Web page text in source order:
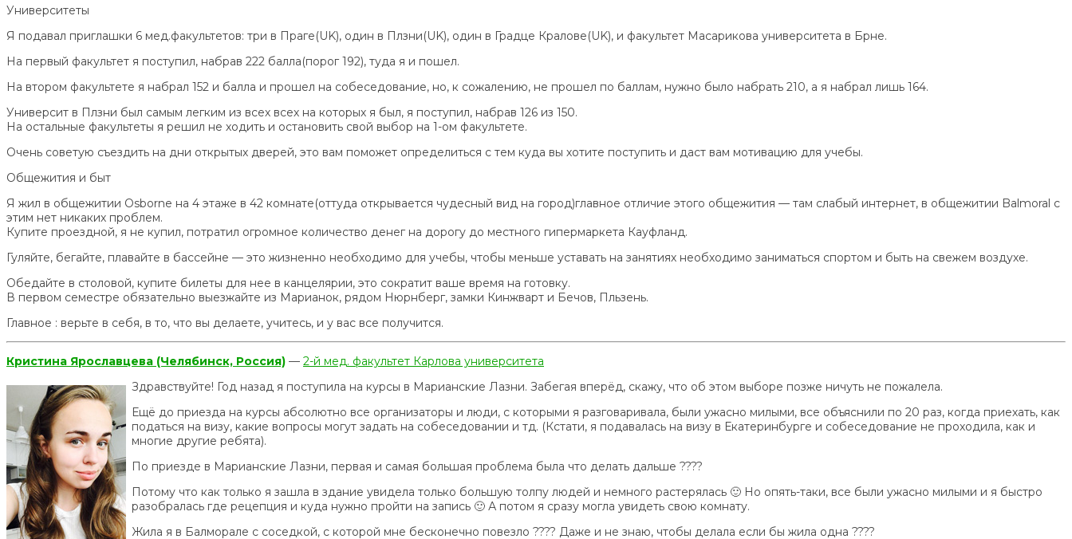
Университеты
Я подавал приглашки 6 мед.факультетов: три в Праге(UK), один в Плзни(UK), один в Градце Кралове(UK), и факультет Масарикова университета в Брне.
На первый факультет я поступил, набрав 222 балла(порог 192), туда я и пошел.
На втором факультете я набрал 152 и балла и прошел на собеседование, но, к сожалению, не прошел по баллам, нужно было набрать 210, а я набрал лишь 164.
Университ в Плзни был самым легким из всех всех на которых я был, я поступил, набрав 126 из 150.
На остальные факультеты я решил не ходить и остановить свой выбор на 1-ом факультете.
Очень советую съездить на дни открытых дверей, это вам поможет определиться с тем куда вы хотите поступить и даст вам мотивацию для учебы.
Общежития и быт
Я жил в общежитии Osborne на 4 этаже в 42 комнате(оттуда открывается чудесный вид на город)главное отличие этого общежития — там слабый интернет, в общежитии Balmoral с
этим нет никаких проблем.
Купите проездной, я не купил, потратил огромное количество денег на дорогу до местного гипермаркета Кауфланд.
Гуляйте, бегайте, плавайте в бассейне — это жизненно необходимо для учебы, чтобы меньше уставать на занятиях необходимо заниматься спортом и быть на свежем воздухе.
Обедайте в столовой, купите билеты для нее в канцелярии, это сократит ваше время на готовку.
В первом семестре обязательно выезжайте из Марианок, рядом Нюрнберг, замки Кинжварт и Бечов, Пльзень.
Главное : верьте в себя, в то, что вы делаете, учитесь, и у вас все получится.
Кристина Ярославцева (Челябинск, Россия) — 2-й мед. факультет Карлова университета
Здравствуйте! Год назад я поступила на курсы в Марианские Лазни. Забегая вперёд, скажу, что об этом выборе позже ничуть не пожалела.
Ещё до приезда на курсы абсолютно все организаторы и люди, с которыми я разговаривала, были ужасно милыми, все объяснили по 20 раз, когда приехать, как
податься на визу, какие вопросы могут задать на собеседовании и тд. (Кстати, я подавалась на визу в Екатеринбурге и собеседование не проходила, как и
многие другие ребята).
По приезде в Марианские Лазни, первая и самая большая проблема была что делать дальше ????
Потому что как только я зашла в здание увидела только большую толпу людей и немного растерялась 🙂 Но опять-таки, все были ужасно милыми и я быстро
разобралась где рецепция и куда нужно пройти на запись 🙂 А потом я сразу могла увидеть свою комнату.
Жила я в Балморале с соседкой, с которой мне бесконечно повезло ???? Даже и не знаю, чтобы делала если бы жила одна ????